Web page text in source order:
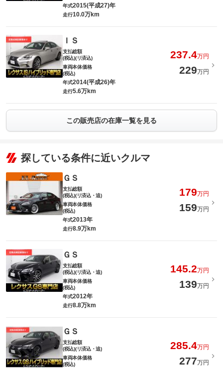
年式2015(平成27)年
走行10.0万km
ＩＳ
支払総額
(税込)(リ済込)
237.4万円
車両本体価格
(税込)
229万円
年式2014(平成26)年
走行5.6万km
この販売店の在庫一覧を見る
探している条件に近いクルマ
ＧＳ
支払総額
(税込)(リ済込・追)
179万円
車両本体価格
(税込)
159万円
年式2013年
走行8.9万km
ＧＳ
支払総額
(税込)(リ済込・追)
145.2万円
車両本体価格
(税込)
139万円
年式2012年
走行8.8万km
ＧＳ
支払総額
(税込)(リ済込・追)
285.4万円
車両本体価格
(税込)
277万円